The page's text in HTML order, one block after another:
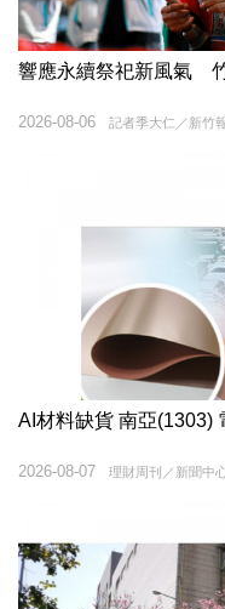
響應永續祭祀新風氣
記者季大仁／新竹
2026-08-06
AI材料缺貨 南亞(1303)
理財周刊／新聞中
2026-08-07